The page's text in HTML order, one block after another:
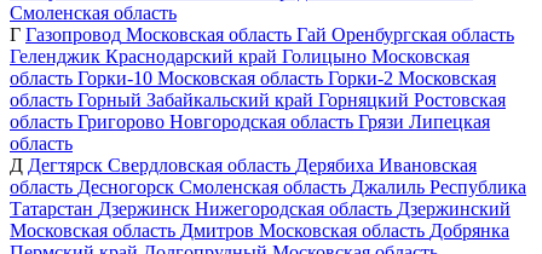
Смоленская область
Г Газопровод Московская область Гай Оренбургская область
Геленджик Краснодарский край Голицыно Московская
область Горки-10 Московская область Горки-2 Московская
область Горный Забайкальский край Горняцкий Ростовская
область Григорово Новгородская область Грязи Липецкая
область
Д Дегтярск Свердловская область Дерябиха Ивановская
область Десногорск Смоленская область Джалиль Республика
Татарстан Дзержинск Нижегородская область Дзержинский
Московская область Дмитров Московская область Добрянка